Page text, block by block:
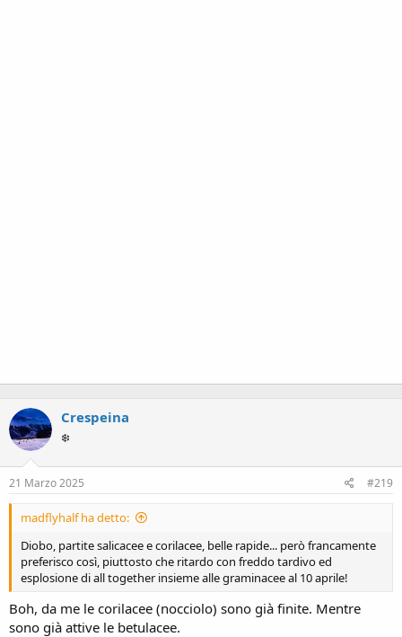
Crespeina
❄️
21 Marzo 2025 #219
madflyhalf ha detto:
Diobo, partite salicacee e corilacee, belle rapide... però francamente
preferisco così, piuttosto che ritardo con freddo tardivo ed
esplosione di all together insieme alle graminacee al 10 aprile!
Boh, da me le corilacee (nocciolo) sono già finite. Mentre
sono già attive le betulacee.